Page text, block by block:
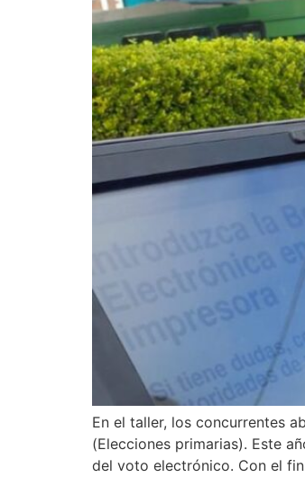
En el taller, los concurrentes
(Elecciones primarias). Este
del voto electrónico. Con el